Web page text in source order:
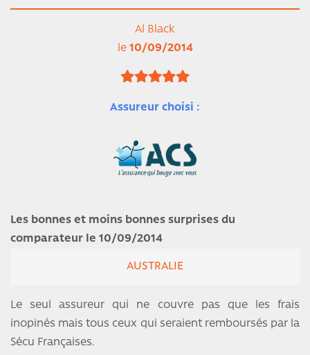
Al Black
le 10/09/2014
Assureur choisi :
Les bonnes et moins bonnes surprises du
comparateur le 10/09/2014
AUSTRALIE
Le seul assureur qui ne couvre pas que les frais
inopinés mais tous ceux qui seraient remboursés par la
Sécu Françaises.